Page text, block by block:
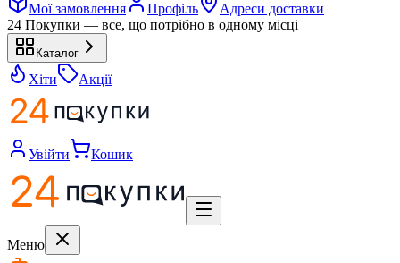
Мої замовлення Профіль
Адреси доставки
24 Покупки — все, що потрібно в одному місці
Каталог
Хіти Акції
Увійти Кошик
Меню